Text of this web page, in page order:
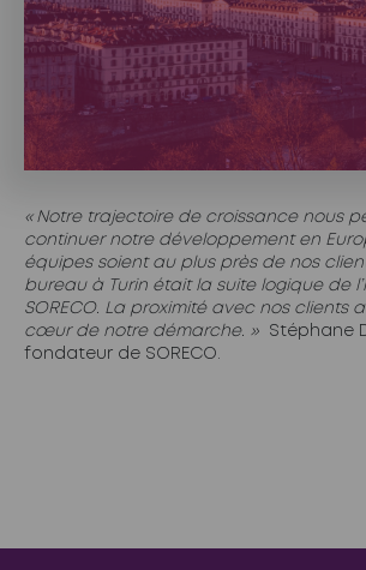
« Notre trajectoire de croissance nous
continuer notre développement en
équipes soient au plus près de nos
bureau à Turin était la suite logique de
SORECO. La proximité avec nos clients
cœur de notre démarche. »
Stéphane
fondateur de SORECO.